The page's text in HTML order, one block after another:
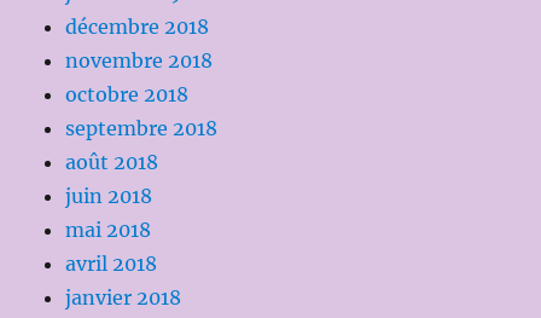
décembre 2018
novembre 2018
octobre 2018
septembre 2018
août 2018
juin 2018
mai 2018
avril 2018
janvier 2018